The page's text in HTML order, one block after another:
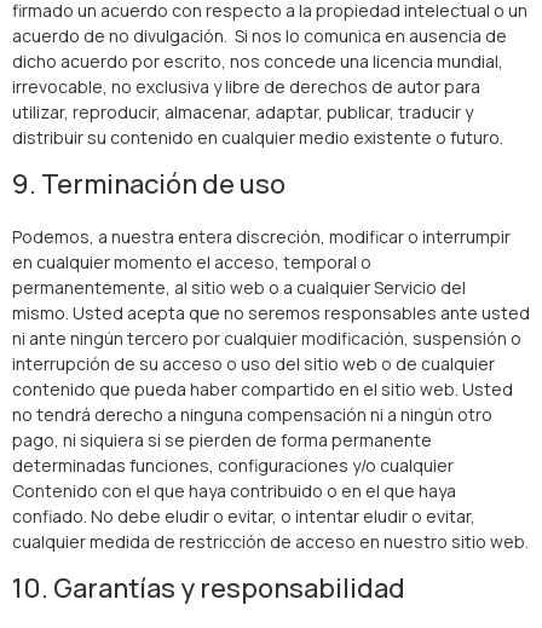
firmado un acuerdo con respecto a la propiedad intelectual o un
acuerdo de no divulgación. Si nos lo comunica en ausencia de
dicho acuerdo por escrito, nos concede una licencia mundial,
irrevocable, no exclusiva y libre de derechos de autor para
utilizar, reproducir, almacenar, adaptar, publicar, traducir y
distribuir su contenido en cualquier medio existente o futuro.
9. Terminación de uso
Podemos, a nuestra entera discreción, modificar o interrumpir
en cualquier momento el acceso, temporal o
permanentemente, al sitio web o a cualquier Servicio del
mismo. Usted acepta que no seremos responsables ante usted
ni ante ningún tercero por cualquier modificación, suspensión o
interrupción de su acceso o uso del sitio web o de cualquier
contenido que pueda haber compartido en el sitio web. Usted
no tendrá derecho a ninguna compensación ni a ningún otro
pago, ni siquiera si se pierden de forma permanente
determinadas funciones, configuraciones y/o cualquier
Contenido con el que haya contribuido o en el que haya
confiado. No debe eludir o evitar, o intentar eludir o evitar,
cualquier medida de restricción de acceso en nuestro sitio web.
10. Garantías y responsabilidad